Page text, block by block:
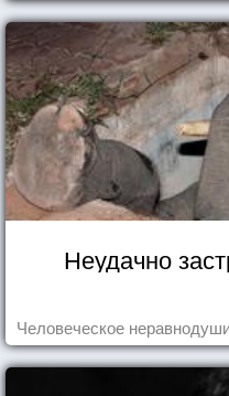
Неудачно
Человеческое